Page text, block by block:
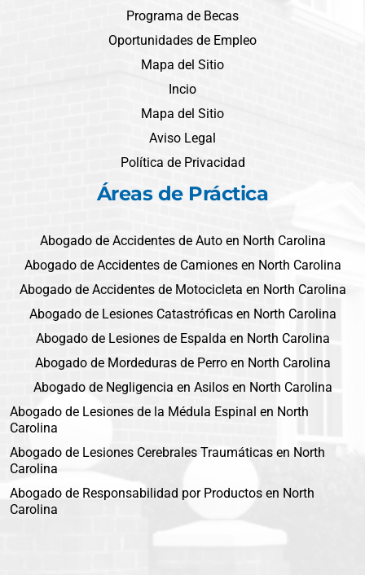
Programa de Becas
Oportunidades de Empleo
Mapa del Sitio
Incio
Mapa del Sitio
Aviso Legal
Política de Privacidad
Áreas de Práctica
Abogado de Accidentes de Auto en North Carolina
Abogado de Accidentes de Camiones en North Carolina
Abogado de Accidentes de Motocicleta en North Carolina
Abogado de Lesiones Catastróficas en North Carolina
Abogado de Lesiones de Espalda en North Carolina
Abogado de Mordeduras de Perro en North Carolina
Abogado de Negligencia en Asilos en North Carolina
Abogado de Lesiones de la Médula Espinal en North
Carolina
Abogado de Lesiones Cerebrales Traumáticas en North
Carolina
Abogado de Responsabilidad por Productos en North
Carolina